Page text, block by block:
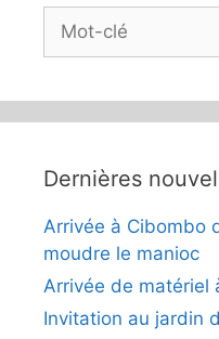
Rechercher
Dernières
Arrivée à Cibombo
moudre le manioc
Arrivée de matériel
Invitation au jardin